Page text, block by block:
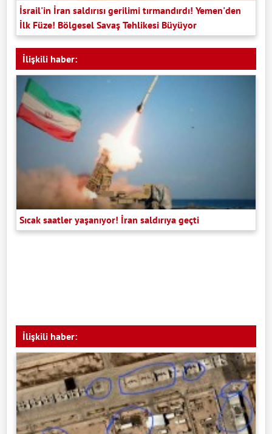
İsrail'in İran saldırısı gerilimi tırmandırdı! Yemen'den
İlk Füze! Bölgesel Savaş Tehlikesi Büyüyor
İlişkili haber:
Sıcak saatler yaşanıyor! İran saldırıya geçti
İlişkili haber: